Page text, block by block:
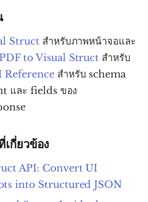
Structสำหรับภาพหน้าจอและ
PDF to Visual Struct สำหรับ
Referenceสำหรับ schema
และ fields ของ
กี่ยวข้อง
API: Convert UI
into Structured JSON